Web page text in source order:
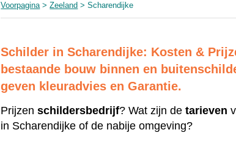
Voorpagina>Zeeland > Scharendijke
Schilder in Scharendijke: Kosten &
bestaande bouw binnen en
geven kleuradvies en Garantie.
Prijzenschildersbedrijf? Wat zijn detarieven
in Scharendijke of de nabije omgeving?